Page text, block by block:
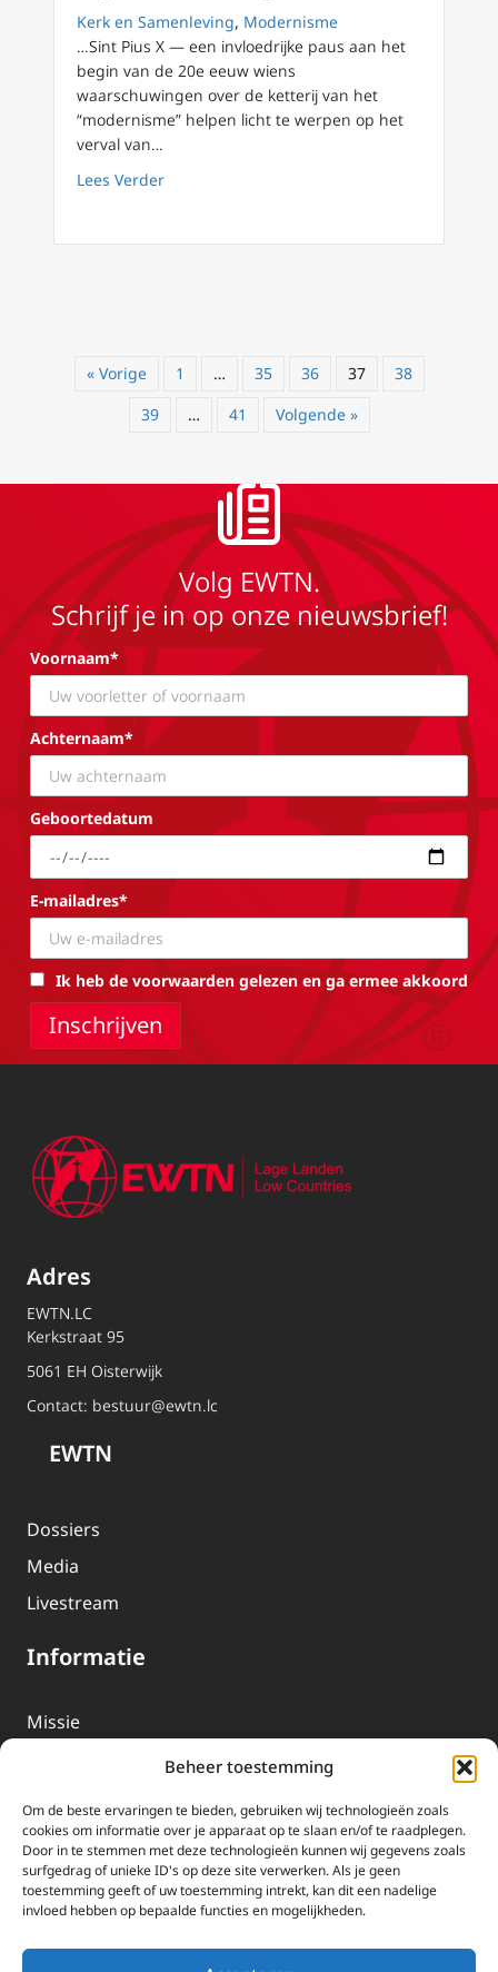
Beheer toestemming
Om de beste ervaringen te bieden, gebruiken wij technologieën zoals
cookies om informatie over je apparaat op te slaan en/of te raadplegen.
Door in te stemmen met deze technologieën kunnen wij gegevens zoals
surfgedrag of unieke ID's op deze site verwerken. Als je geen
toestemming geeft of uw toestemming intrekt, kan dit een nadelige
invloed hebben op bepaalde functies en mogelijkheden.
Kerk en Samenleving, Modernisme
…Sint Pius X — een invloedrijke paus aan het
begin van de 20e eeuw wiens
waarschuwingen over de ketterij van het
“modernisme” helpen licht te werpen op het
verval van…
Lees Verderabout “Terechtwijzing van modernisme
« Vorige 1 … 35 36 37
38
39
… 41 Volgende »
Volg EWTN.
Schrijf je in op onze nieuwsbrief!
Voornaam*
Achternaam*
Geboortedatum
E-mailadres*
Ik heb de voorwaarden gelezen en ga ermee akkoord
Adres
EWTN.LC
Kerkstraat 95
5061 EH Oisterwijk
Contact: bestuur@ewtn.lc
EWTN
Dossiers
Media
Livestream
Informatie
Missie
EWTN-Team
Organisatiegegevens
Doneren
EWTN wordt uitsluitend gefinancierd door uw donaties.